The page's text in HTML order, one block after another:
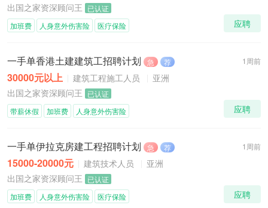
出国之家资深顾问王 已认证
应聘
加班费 人身意外伤害险 医疗保险
1周前
一手单香港土建建筑工招聘计划 急 荐
30000元以上 建筑工程施工人员
亚洲
出国之家资深顾问王 已认证
应聘
带薪休假 加班费 人身意外伤害险
1周前
一手单伊拉克房建工程招聘计划 急 荐
15000-20000元 建筑技术人员
亚洲
出国之家资深顾问王 已认证
应聘
加班费 人身意外伤害险 医疗保险